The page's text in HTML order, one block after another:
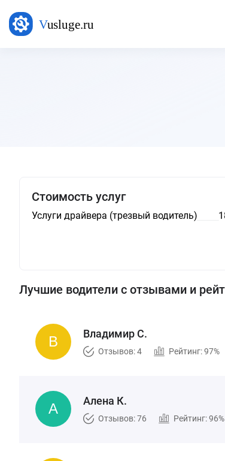
Стоимость услуг
Услуги драйвера (трезвый водитель)
Лучшие водители с отзывами и
Владимир С.
Отзывов: 4 Рейтинг: 97%
Алена К.
Отзывов: 76 Рейтинг: 96%